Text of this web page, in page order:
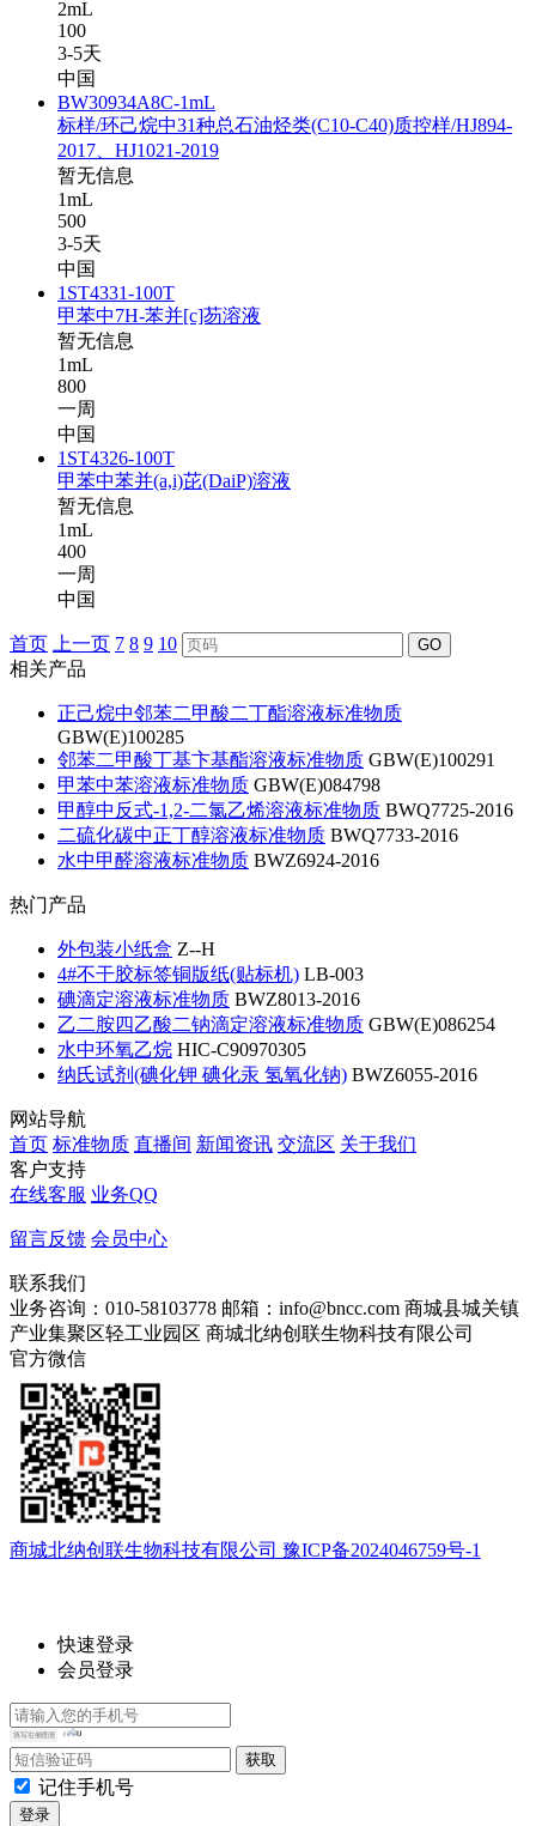
2mL
100
3-5天
中国
BW30934A8C-1mL
标样/环己烷中31种总石油烃类(C10-C40)质控样/HJ894-
2017、HJ1021-2019
暂无信息
1mL
500
3-5天
中国
1ST4331-100T
甲苯中7H-苯并[c]芴溶液
暂无信息
1mL
800
一周
中国
1ST4326-100T
甲苯中苯并(a,i)芘(DaiP)溶液
暂无信息
1mL
400
一周
中国
首页 上一页 7 8 9 10 GO
相关产品
正己烷中邻苯二甲酸二丁酯溶液标准物质
GBW(E)100285
邻苯二甲酸丁基卞基酯溶液标准物质 GBW(E)100291
甲苯中苯溶液标准物质 GBW(E)084798
甲醇中反式-1,2-二氯乙烯溶液标准物质 BWQ7725-2016
二硫化碳中正丁醇溶液标准物质 BWQ7733-2016
水中甲醛溶液标准物质 BWZ6924-2016
热门产品
外包装小纸盒 Z--H
4#不干胶标签铜版纸(贴标机) LB-003
碘滴定溶液标准物质 BWZ8013-2016
乙二胺四乙酸二钠滴定溶液标准物质 GBW(E)086254
水中环氧乙烷 HIC-C90970305
纳氏试剂(碘化钾 碘化汞 氢氧化钠) BWZ6055-2016
网站导航
首页 标准物质 直播间 新闻资讯 交流区 关于我们
客户支持
在线客服 业务QQ
留言反馈 会员中心
联系我们
业务咨询：010-58103778 邮箱：info@bncc.com 商城县城关镇
产业集聚区轻工业园区 商城北纳创联生物科技有限公司
官方微信
商城北纳创联生物科技有限公司 豫ICP备2024046759号-1
快速登录
会员登录
记住手机号
登录